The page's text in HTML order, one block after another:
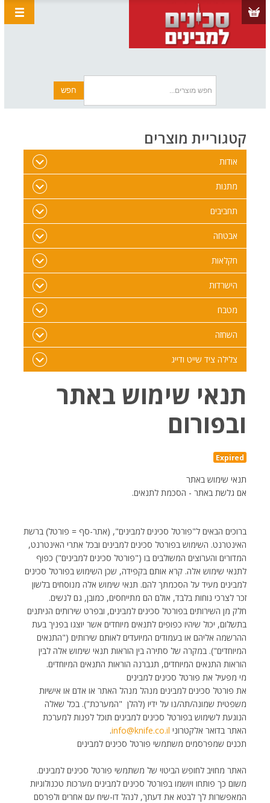
קטגוריית מוצרים
אודות
מתנות
תחביבים
אבטחה
חקלאות
הישרדות
מטבח
השחזה
צלילה ציד שייט ודייג
תנאי שימוש באתר
ובפורום
Expired
תנאי שימוש באתר
אם גלשת באתר - הסכמת לתנאים.
ברוכים הבאים ל"פורטל סכינים למבינים", (אתר-סף = פורטל) ברשת
האינטרנט. השימוש בפורטל סכינים למבינים ובכל אתרי האינטרנט,
המדורים והערוצים המשולבים בו ("פורטל סכינים למבינים") כפוף
לתנאי שימוש אלה. קרא אותם בקפידה, שכן השימוש בפורטל סכינים
למבינים מעיד על הסכמתך להם. תנאי שימוש אלה מנוסחים בלשון
זכר לצרכי נוחות בלבד, אולם הם מתייחסים, כמובן, גם לנשים.
חלק מן השירותים בפורטל סכינים למבינים, ובפרט שירותים הניתנים
בתשלום, יכול שיהיו כפופים לתנאים מיוחדים אשר יוצגו בפניך בעת
ההרשמה אליהם או בעמודים המיועדים לאותם שירותים ("התנאים
המיוחדים"). במקרה של סתירה בין הוראות תנאי שימוש אלה לבין
הוראות התנאים המיוחדים, תגברנה הוראות התנאים המיוחדים.
מי מפעיל את פורטל סכינים למבינים
את פורטל סכינים למבינים מנהל מנהל האתר או אדם או אישיות
משפטית שמונה/תה/נו על ידיו (להלן  "המערכת"). בכל שאלה
הנוגעת לשימוש בפורטל סכינים למבינים תוכל לפנות למערכת
האתר בדואר אלקטרוני info@knife.co.il
.
תכנים שמפרסמים משתמשי פורטל סכינים למבינים
האתר מחויב לחופש הביטוי של משתמשי פורטל סכינים למבינים.
משום כך פותחו ויושמו בפורטל סכינים למבינים מערכות טכנולוגיות
המאפשרות לך לבטא את דעתך, לנהל דו-שיח עם אחרים ולפרסם